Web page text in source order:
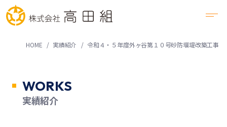
HOME 実績紹介 令和４・５年度外ヶ谷第１０号砂防堰堤改築工事
WORKS
実績紹介